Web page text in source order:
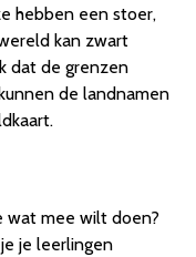
hebben een stoer,
kan zwart
dat de grenzen
de landnamen
wat mee wilt doen?
je leerlingen